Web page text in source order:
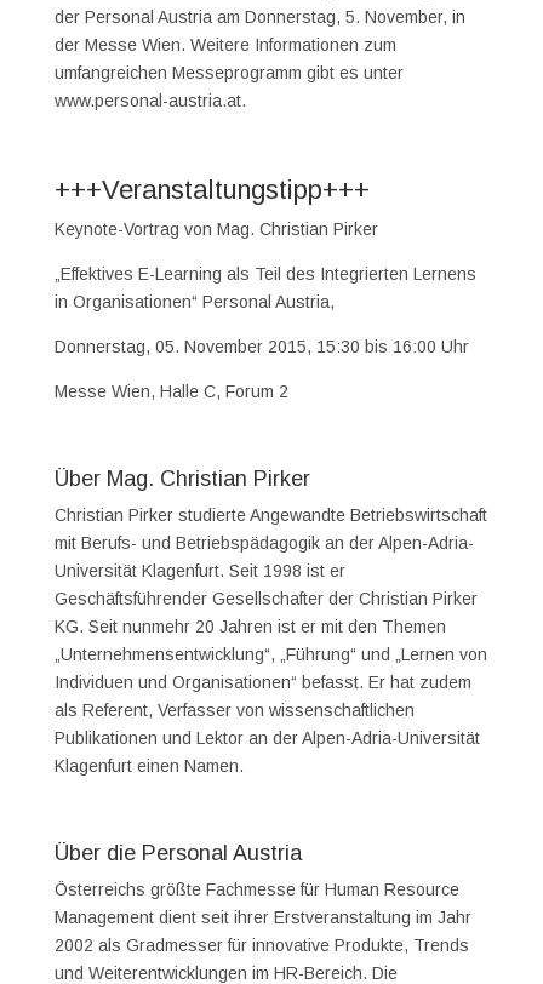
der Personal Austria am Donnerstag, 5. November, in
der Messe Wien. Weitere Informationen zum
umfangreichen Messeprogramm gibt es unter
www.personal-austria.at.
+++Veranstaltungstipp+++
Keynote-Vortrag von Mag. Christian Pirker
„Effektives E-Learning als Teil des Integrierten Lernens
in Organisationen“ Personal Austria,
Donnerstag, 05. November 2015, 15:30 bis 16:00 Uhr
Messe Wien, Halle C, Forum 2
Über Mag. Christian Pirker
Christian Pirker studierte Angewandte Betriebswirtschaft
mit Berufs- und Betriebspädagogik an der Alpen-Adria-
Universität Klagenfurt. Seit 1998 ist er
Geschäftsführender Gesellschafter der Christian Pirker
KG. Seit nunmehr 20 Jahren ist er mit den Themen
„Unternehmensentwicklung“, „Führung“ und „Lernen von
Individuen und Organisationen“ befasst. Er hat zudem
als Referent, Verfasser von wissenschaftlichen
Publikationen und Lektor an der Alpen-Adria-Universität
Klagenfurt einen Namen.
Über die Personal Austria
Österreichs größte Fachmesse für Human Resource
Management dient seit ihrer Erstveranstaltung im Jahr
2002 als Gradmesser für innovative Produkte, Trends
und Weiterentwicklungen im HR-Bereich. Die